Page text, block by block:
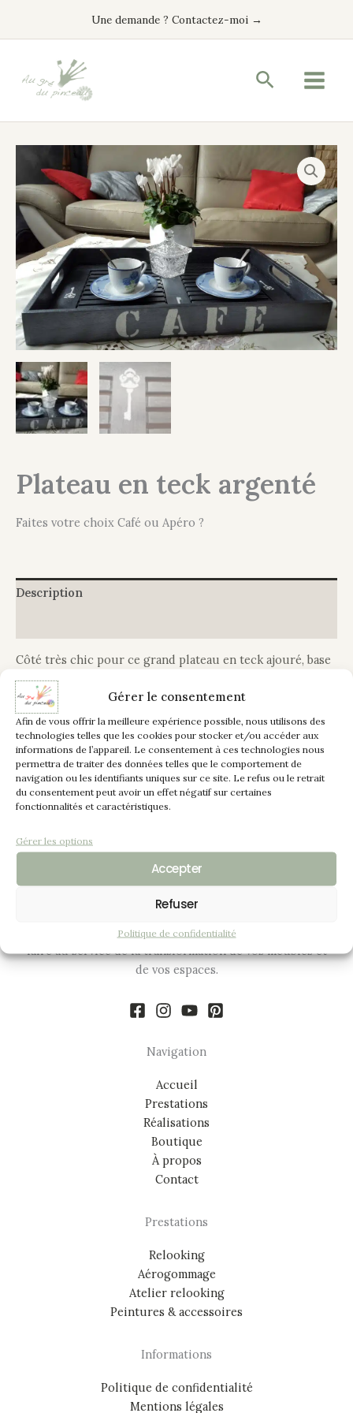
Gérer le consentement
Afin de vous offrir la meilleure expérience possible, nous utilisons des
technologies telles que les cookies pour stocker et/ou accéder aux
informations de l’appareil. Le consentement à ces technologies nous
permettra de traiter des données telles que le comportement de
navigation ou les identifiants uniques sur ce site. Le refus ou le retrait
du consentement peut avoir un effet négatif sur certaines
fonctionnalités et caractéristiques.
Gérer les options
Accepter
Refuser
Politique de confidentialité
Une demande ? Contactez-moi →
Plateau en teck argenté
Faites votre choix Café ou Apéro ?
Description
Côté très chic pour ce grand plateau en teck ajouré, base
peinture noire aspect rouillé, application d’une cire
argenté, finition vernis satiné protecteur.
Motifs Café / Apéro, petites clés.
Artisane de la couleur, je mets ma passion et mon savoir-
faire au service de la transformation de vos meubles et
de vos espaces.
Navigation
Accueil
Prestations
Réalisations
Boutique
À propos
Contact
Prestations
Relooking
Aérogommage
Atelier relooking
Peintures & accessoires
Informations
Politique de confidentialité
Mentions légales